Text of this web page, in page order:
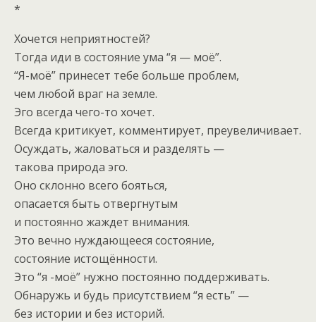
*
Хочется неприятностей?
Тогда иди в состояние ума “я — моё”.
“Я-моё” принесет тебе больше проблем,
чем любой враг на земле.
Эго всегда чего-то хочет.
Всегда критикует, комментирует, преувеличивает.
Осуждать, жаловаться и разделять —
такова природа эго.
Оно склонно всего бояться,
опасается быть отвергнутым
и постоянно жаждет внимания.
Это вечно нуждающееся состояние,
состояние истощённости.
Это “я -моё” нужно постоянно поддерживать.
Обнаружь и будь присутствием “я есть” —
без истории и без историй.